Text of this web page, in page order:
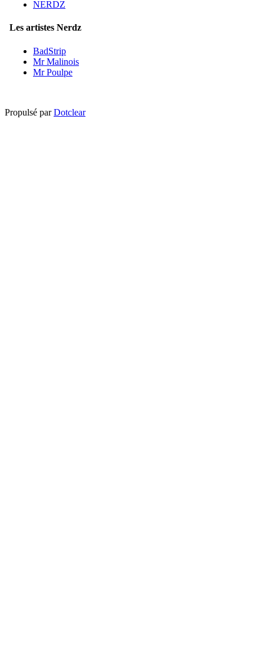
NERDZ
Les artistes Nerdz
BadStrip
Mr Malinois
Mr Poulpe
Propulsé parDotclear